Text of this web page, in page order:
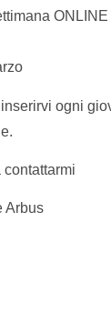
ogni
Arbus